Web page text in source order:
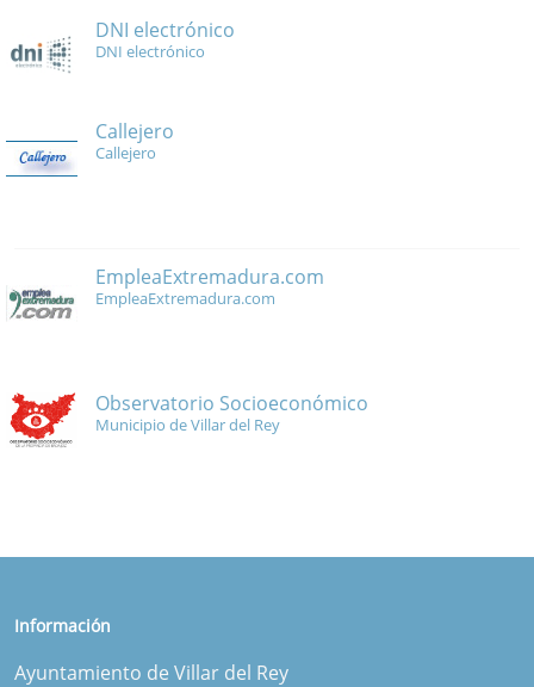
DNI electrónico
DNI electrónico
Callejero
Callejero
EmpleaExtremadura.com
EmpleaExtremadura.com
Observatorio Socioeconómico
Municipio de Villar del Rey
Información
Ayuntamiento de Villar del Rey